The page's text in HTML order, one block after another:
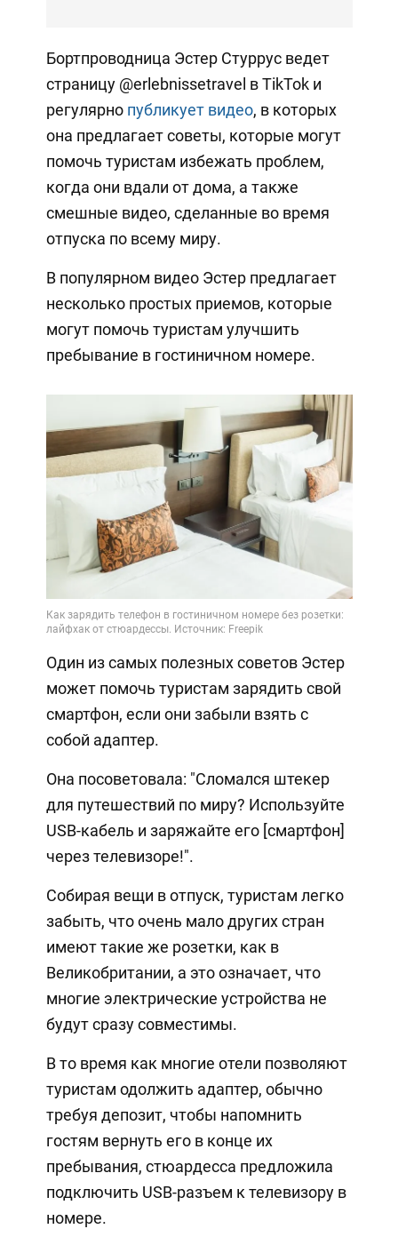
Бортпроводница Эстер Стуррус ведет
страницу @erlebnissetravel в TikTok и
регулярно публикует видео, в которых
она предлагает советы, которые могут
помочь туристам избежать проблем,
когда они вдали от дома, а также
смешные видео, сделанные во время
отпуска по всему миру.
В популярном видео Эстер предлагает
несколько простых приемов, которые
могут помочь туристам улучшить
пребывание в гостиничном номере.
Один из самых полезных советов Эстер
может помочь туристам зарядить свой
смартфон, если они забыли взять с
собой адаптер.
Она посоветовала: "Сломался штекер
для путешествий по миру? Используйте
USB-кабель и заряжайте его [смартфон]
через телевизоре!".
Собирая вещи в отпуск, туристам легко
забыть, что очень мало других стран
имеют такие же розетки, как в
Великобритании, а это означает, что
многие электрические устройства не
будут сразу совместимы.
В то время как многие отели позволяют
туристам одолжить адаптер, обычно
требуя депозит, чтобы напомнить
гостям вернуть его в конце их
пребывания, стюардесса предложила
подключить USB-разъем к телевизору в
номере.